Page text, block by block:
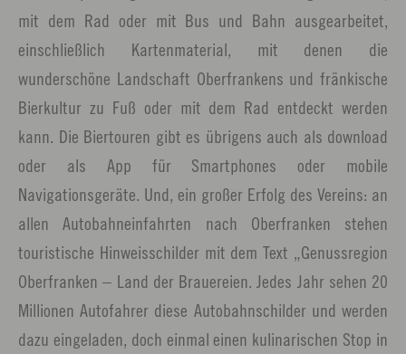
mit dem Rad oder mit Bus und Bahn ausgearbeitet,
einschließlich Kartenmaterial, mit denen die
wunderschöne Landschaft Oberfrankens und fränkische
Bierkultur zu Fuß oder mit dem Rad entdeckt werden
kann. Die Biertouren gibt es übrigens auch als download
oder als App für Smartphones oder mobile
Navigationsgeräte. Und, ein großer Erfolg des Vereins: an
allen Autobahneinfahrten nach Oberfranken stehen
touristische Hinweisschilder mit dem Text „Genussregion
Oberfranken – Land der Brauereien. Jedes Jahr sehen 20
Millionen Autofahrer diese Autobahnschilder und werden
dazu eingeladen, doch einmal einen kulinarischen Stop in